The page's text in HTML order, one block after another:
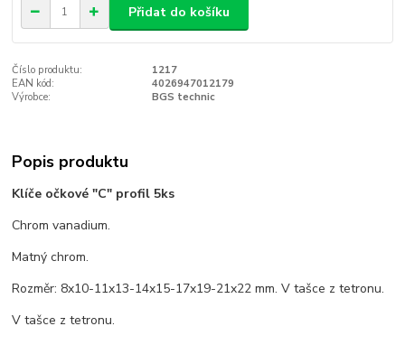
Přidat do košíku
Číslo produktu:
1217
EAN kód:
4026947012179
Výrobce:
BGS technic
Popis produktu
Klíče očkové "C" profil 5ks
Chrom vanadium.
Matný chrom.
Rozměr: 8x10-11x13-14x15-17x19-21x22 mm. V tašce z tetronu.
V tašce z tetronu.